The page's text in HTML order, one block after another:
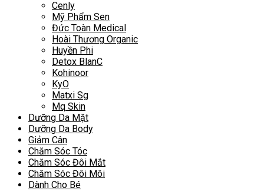
Cenly
Mỹ Phẩm Sen
Đức Toàn Medical
Hoài Thương Organic
Huyền Phi
Detox BlanC
Kohinoor
KyO
Matxi Sg
Mq Skin
Dưỡng Da Mặt
Dưỡng Da Body
Giảm Cân
Chăm Sóc Tóc
Chăm Sóc Đôi Mắt
Chăm Sóc Đôi Môi
Dành Cho Bé